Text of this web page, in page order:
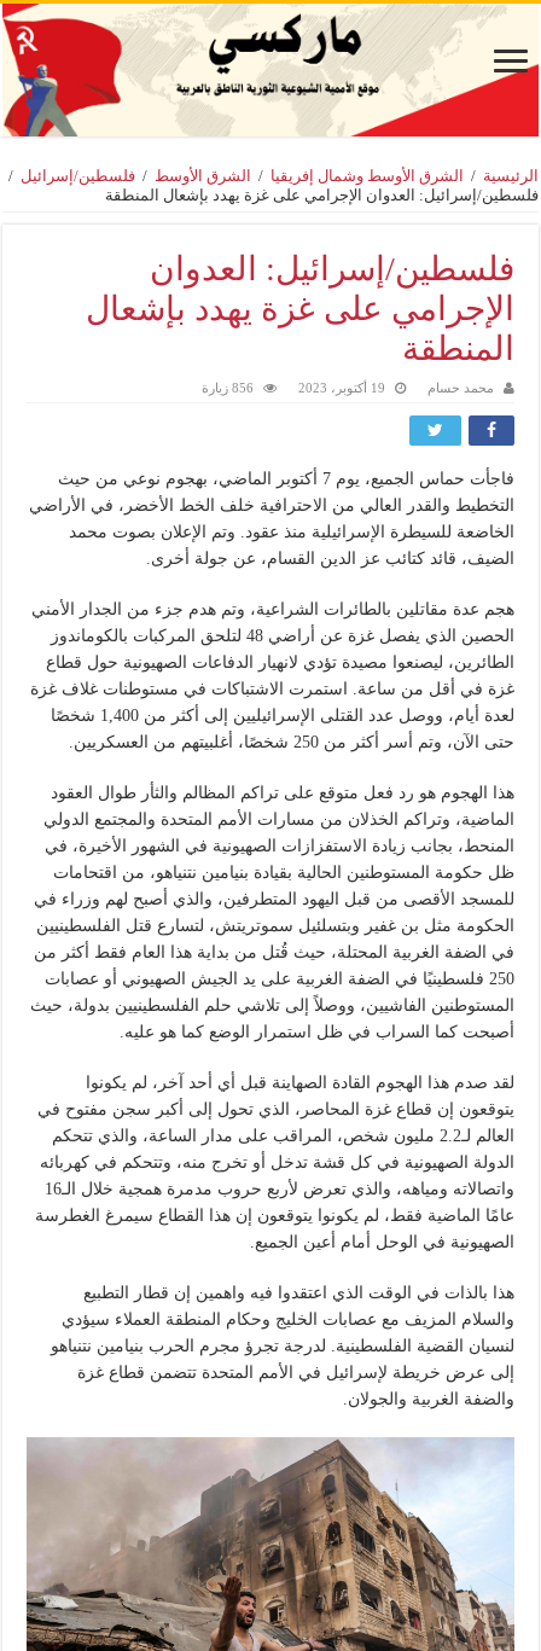
الرئيسية / الشرق الأوسط وشمال إفريقيا / الشرق الأوسط / فلسطين/إسرائيل /
فلسطين/إسرائيل: العدوان الإجرامي على غزة يهدد بإشعال المنطقة
فلسطين/إسرائيل: العدوان
الإجرامي على غزة يهدد بإشعال
المنطقة
محمد حسام 19 أكتوبر، 2023 856 زيارة
فاجأت حماس الجميع، يوم 7 أكتوبر الماضي، بهجوم نوعي من حيث
التخطيط والقدر العالي من الاحترافية خلف الخط الأخضر، في الأراضي
الخاضعة للسيطرة الإسرائيلية منذ عقود. وتم الإعلان بصوت محمد
الضيف، قائد كتائب عز الدين القسام، عن جولة أخرى.
هجم عدة مقاتلين بالطائرات الشراعية، وتم هدم جزء من الجدار الأمني
الحصين الذي يفصل غزة عن أراضي 48 لتلحق المركبات بالكوماندوز
الطائرين، ليصنعوا مصيدة تؤدي لانهيار الدفاعات الصهيونية حول قطاع
غزة في أقل من ساعة. استمرت الاشتباكات في مستوطنات غلاف غزة
لعدة أيام، ووصل عدد القتلى الإسرائيليين إلى أكثر من 1,400 شخصًا
حتى الآن، وتم أسر أكثر من 250 شخصًا، أغلبيتهم من العسكريين.
هذا الهجوم هو رد فعل متوقع على تراكم المظالم والثأر طوال العقود
الماضية، وتراكم الخذلان من مسارات الأمم المتحدة والمجتمع الدولي
المنحط، بجانب زيادة الاستفزازات الصهيونية في الشهور الأخيرة، في
ظل حكومة المستوطنين الحالية بقيادة بنيامين نتنياهو، من اقتحامات
للمسجد الأقصى من قبل اليهود المتطرفين، والذي أصبح لهم وزراء في
الحكومة مثل بن غفير وبتسلئيل سموتريتش، لتسارع قتل الفلسطينيين
في الضفة الغربية المحتلة، حيث قُتل من بداية هذا العام فقط أكثر من
250 فلسطينيًا في الضفة الغربية على يد الجيش الصهيوني أو عصابات
المستوطنين الفاشيين، ووصلاً إلى تلاشي حلم الفلسطينيين بدولة، حيث
أصبحت كما السراب في ظل استمرار الوضع كما هو عليه.
لقد صدم هذا الهجوم القادة الصهاينة قبل أي أحد آخر، لم يكونوا
يتوقعون إن قطاع غزة المحاصر، الذي تحول إلى أكبر سجن مفتوح في
العالم لـ2.2 مليون شخص، المراقب على مدار الساعة، والذي تتحكم
الدولة الصهيونية في كل قشة تدخل أو تخرج منه، وتتحكم في كهربائه
واتصالاته ومياهه، والذي تعرض لأربع حروب مدمرة همجية خلال الـ16
عامًا الماضية فقط، لم يكونوا يتوقعون إن هذا القطاع سيمرغ الغطرسة
الصهيونية في الوحل أمام أعين الجميع.
هذا بالذات في الوقت الذي اعتقدوا فيه واهمين إن قطار التطبيع
والسلام المزيف مع عصابات الخليج وحكام المنطقة العملاء سيؤدي
لنسيان القضية الفلسطينية. لدرجة تجرؤ مجرم الحرب بنيامين نتنياهو
إلى عرض خريطة لإسرائيل في الأمم المتحدة تتضمن قطاع غزة
والضفة الغربية والجولان.